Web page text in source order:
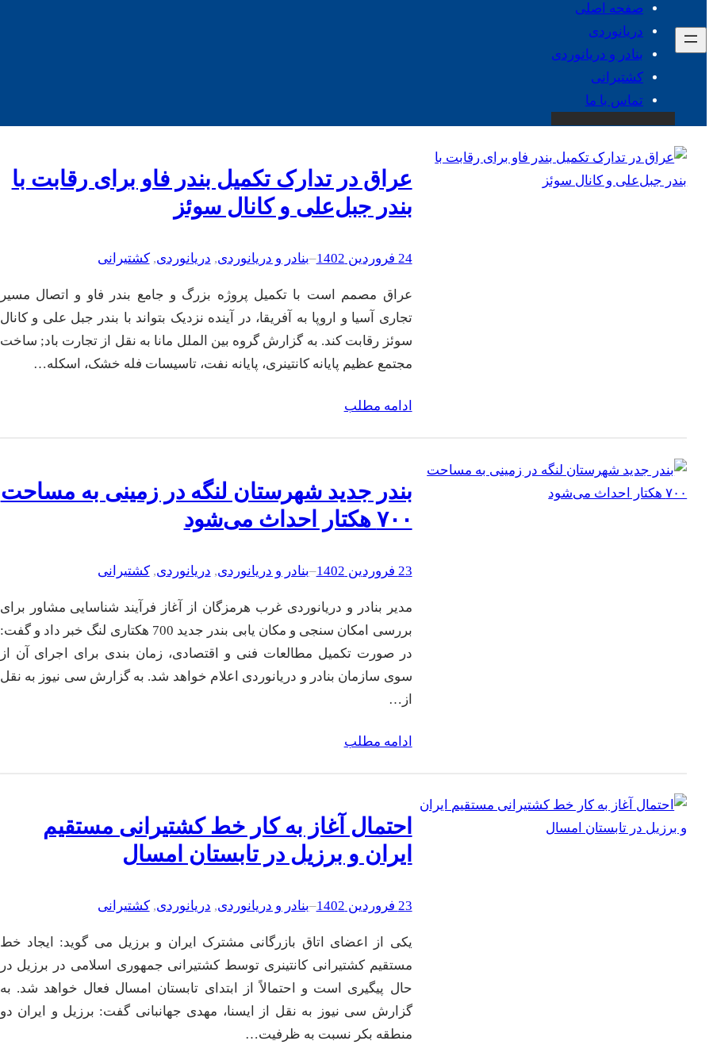
صفحه اصلی
دریانوردی
بنادر و دریانوردی
کشتیرانی
تماس با ما
عراق در تدارک تکمیل بندر فاو برای رقابت با
بندر جبل‌علی و کانال سوئز
24 فروردین 1402 –بنادر و دریانوردی, دریانوردی, کشتیرانی
عراق مصمم است با تکمیل پروژه بزرگ و جامع بندر فاو و اتصال مسیر
تجاری آسیا و اروپا به آفریقا، در آینده نزدیک بتواند با بندر جبل علی و کانال
سوئز رقابت کند. به گزارش گروه بین الملل مانا به نقل از تجارت باد; ساخت
مجتمع عظیم پایانه کانتینری، پایانه نفت، تاسیسات فله خشک، اسکله…
ادامه مطلب
بندر جدید شهرستان لنگه در زمینی به مساحت
۷۰۰ هکتار احداث می‌شود
23 فروردین 1402 –بنادر و دریانوردی, دریانوردی, کشتیرانی
مدیر بنادر و دریانوردی غرب هرمزگان از آغاز فرآیند شناسایی مشاور برای
بررسی امکان سنجی و مکان یابی بندر جدید 700 هکتاری لنگ خبر داد و گفت:
در صورت تکمیل مطالعات فنی و اقتصادی، زمان بندی برای اجرای آن از
سوی سازمان بنادر و دریانوردی اعلام خواهد شد. به گزارش سی نیوز به نقل
از…
ادامه مطلب
احتمال آغاز به کار خط کشتیرانی مستقیم
ایران و برزیل در تابستان امسال
23 فروردین 1402 –بنادر و دریانوردی, دریانوردی, کشتیرانی
یکی از اعضای اتاق بازرگانی مشترک ایران و برزیل می گوید: ایجاد خط
مستقیم کشتیرانی کانتینری توسط کشتیرانی جمهوری اسلامی در برزیل در
حال پیگیری است و احتمالاً از ابتدای تابستان امسال فعال خواهد شد. به
گزارش سی نیوز به نقل از ایسنا، مهدی جهانبانی گفت: برزیل و ایران دو
منطقه بکر نسبت به ظرفیت…